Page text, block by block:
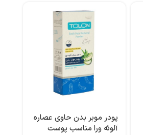
پودر موبر بدن حاوی عصاره
آلوئه ورا مناسب پوست